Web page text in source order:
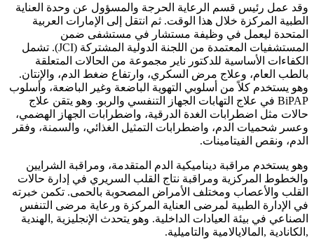
وقد عمل رئيس قسم الرعاية الحرجة والمسؤول عن وحدة العناية
الطبية المركزة خلال هذا الوقت. ثم انتقل إلى الإمارات العربية
المتحدة ليعمل في وظيفة مستشار في مستشفى ضمن
المستشفيات المعتمدة من اللجنة الدولية المشتركة (JCI). تشمل
الكفاءات الأساسية للدكتور ناير مجموعة من الحالات المتعلقة
بالطب العام، وعلاج مرض السكري، وارتفاع ضغط الدم، والإنتان.
وهو يستخدم كلاً من أسلوبي التهوية الباضعة وغير الباضعة، وأسلوب
BiPAP في علاج التهابات الجهاز التنفسي والربو. وهو يتقن علاج
حالات مثل اضطرابات الغدة الدرقية، واضطرابات الجهاز الهضمي،
وعسر شحميات الدم، واضطرابات التمثيل الغذائي، والسمنة، وفقر
الدم، ونقص الفيتامينات.
وهو يستخدم مراقبة ديناميكية الدم المتقدمة، ومراقبة الشرايين
والخطوط المركزية ومراقبة نتاج القلب السريري في إدارة حالات
القلب والأعصاب ومختلف الأمراض المصحوبة بالحمى. تكمن خبرته
في الإدارة الطبية لمرضى العناية المركزة ورعاية مرضى التنفس
الصناعي في بيئة العيادات الداخلية. وهو يتحدث الإنجليزية ,الهندية
,الكانادية ,المالايالامية والتاميلية.